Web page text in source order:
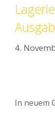
4.
In neuem